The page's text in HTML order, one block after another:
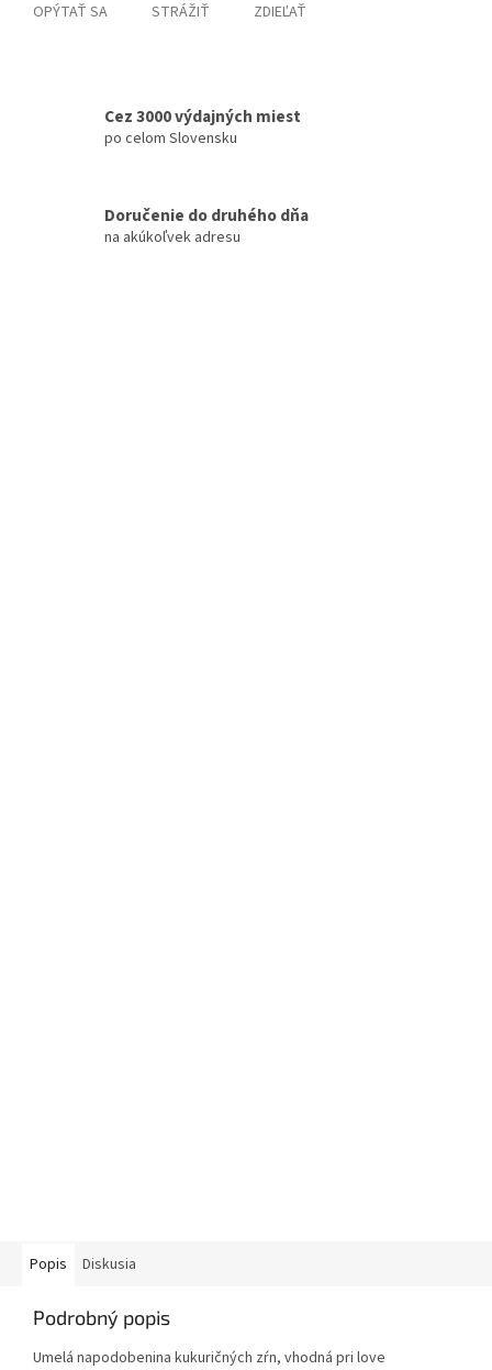
OPÝTAŤ SA STRÁŽIŤ ZDIEĽAŤ
Cez 3000 výdajných miest
po celom Slovensku
Doručenie do druhého dňa
na akúkoľvek adresu
Popis Diskusia
Podrobný popis
Umelá napodobenina kukuričných zŕn, vhodná pri love